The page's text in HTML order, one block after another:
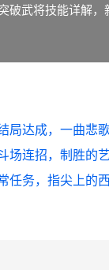
破武将技能详解，
任务，指尖上的